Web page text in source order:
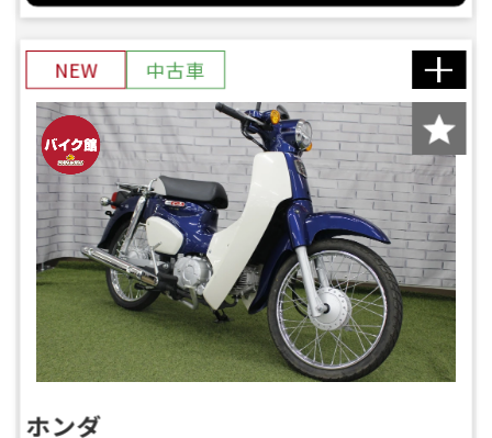
NEW 中古車
ホンダ